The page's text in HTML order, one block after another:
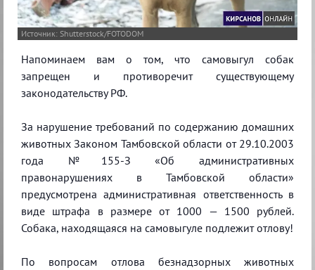
Shutterstock/FOTODOM
Напоминаем вам о том, что самовыгул собак
запрещен и противоречит существующему
законодательству РФ.
За нарушение требований по содержанию домашних
животных Законом Тамбовской области от 29.10.2003
года №155-З «Об административных
правонарушениях в Тамбовской области»
предусмотрена административная ответственность в
виде штрафа в размере от 1000 — 1500 рублей.
Собака, находящаяся на самовыгуле подлежит отлову!
По вопросам отлова безнадзорных животных